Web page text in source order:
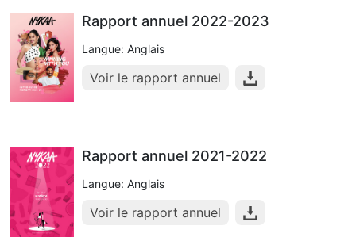
Rapport annuel 2022-2023
Langue: Anglais
Voir le rapport annuel
Rapport annuel 2021-2022
Langue: Anglais
Voir le rapport annuel